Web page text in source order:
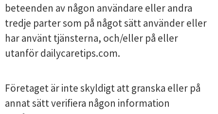
beteenden av någon användare eller andra
tredje parter som på något sätt använder eller
har använt tjänsterna, och/eller på eller
utanför dailycaretips.com.
Företaget är inte skyldigt att granska eller på
annat sätt verifiera någon information